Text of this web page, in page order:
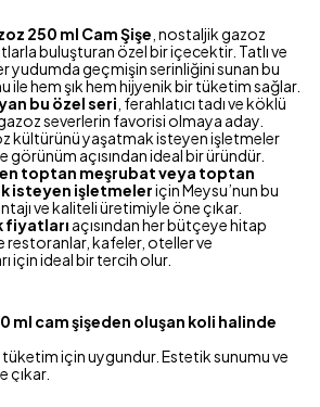
250 ml Cam Şişe , nostaljik gazoz
buluşturan özel bir içecektir. Tatlı ve
yudumda geçmişin serinliğini sunan bu
ile hem şık hem hijyenik bir tüketim sağlar.
bu özel seri , ferahlatıcı tadı ve köklü
severlerin favorisi olmaya aday.
kültürünü yaşatmak isteyen işletmeler
görünüm açısından ideal bir üründür.
toptan meşrubat veya toptan
isteyen işletmeleriçin Meysu’nun bu
ve kaliteli üretimiyle öne çıkar.
fiyatları açısından her bütçeye hitap
restoranlar, kafeler, oteller ve
için ideal bir tercih olur.
ml cam şişeden oluşan koli halinde
için uygundur. Estetik sunumu ve
çıkar.